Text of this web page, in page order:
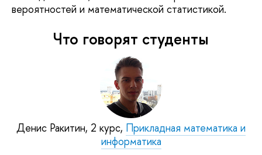
вероятностей и математической статистикой.
Что говорят студенты
Денис Ракитин, 2 курс, Прикладная математика и
информатика